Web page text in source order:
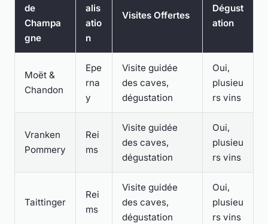
de
Champa
gne
alis
atio
n
Visites Offertes
Dégust
ation
Moët &
Chandon
Epe
rna
y
Visite guidée
des caves,
dégustation
Oui,
plusieu
rs vins
Vranken
Pommery
Rei
ms
Visite guidée
des caves,
dégustation
Oui,
plusieu
rs vins
Taittinger
Rei
ms
Visite guidée
des caves,
dégustation
Oui,
plusieu
rs vins